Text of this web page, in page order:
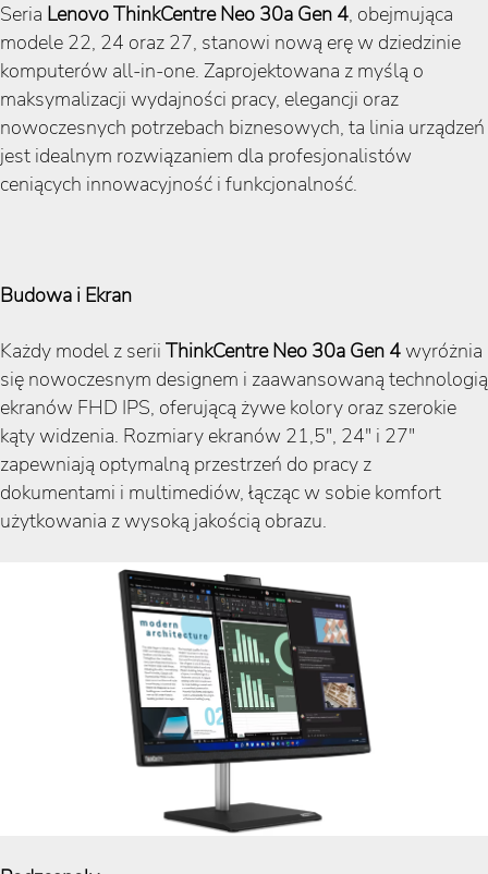
Seria Lenovo ThinkCentre Neo 30a Gen 4, obejmująca
modele 22, 24 oraz 27, stanowi nową erę w dziedzinie
komputerów all-in-one. Zaprojektowana z myślą o
maksymalizacji wydajności pracy, elegancji oraz
nowoczesnych potrzebach biznesowych, ta linia urządzeń
jest idealnym rozwiązaniem dla profesjonalistów
ceniących innowacyjność i funkcjonalność.
Budowa i Ekran
Każdy model z serii ThinkCentre Neo 30a Gen 4wyróżnia
się nowoczesnym designem i zaawansowaną technologią
ekranów FHD IPS, oferującą żywe kolory oraz szerokie
kąty widzenia. Rozmiary ekranów 21,5", 24" i 27"
zapewniają optymalną przestrzeń do pracy z
dokumentami i multimediów, łącząc w sobie komfort
użytkowania z wysoką jakością obrazu.